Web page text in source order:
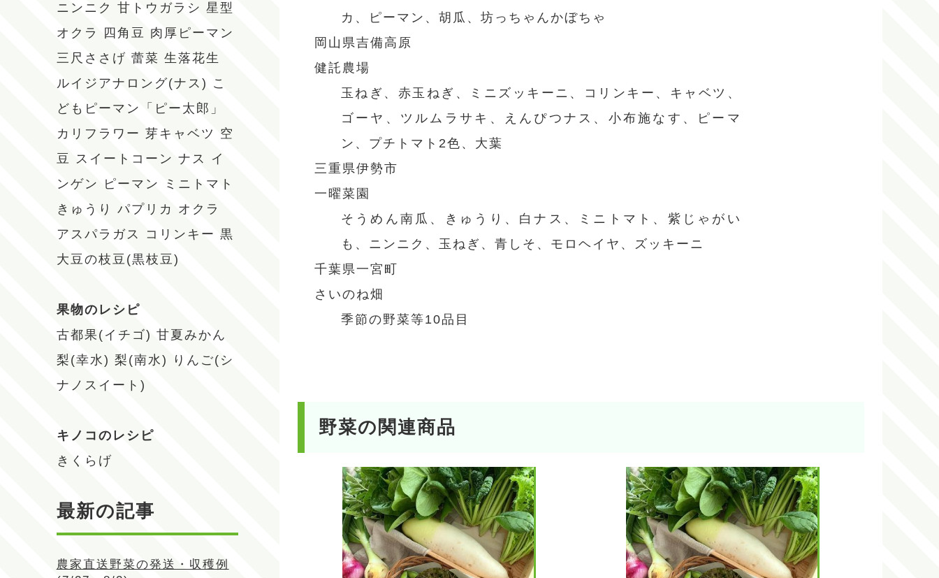
ニンニク 甘トウガラシ 星型
オクラ
四角豆 肉厚ピーマン
三尺ささげ 蕾菜 生落花生
ルイジアナロング(ナス) こ
どもピーマン「ピー太郎」
カリフラワー 芽キャベツ 空
豆 スイートコーン ナス
イ
ンゲン
ピーマン
ミニトマト
きゅうり
パプリカ オクラ
アスパラガス
コリンキー 黒
大豆の枝豆(黒枝豆)
果物のレシピ
古都果(イチゴ) 甘夏みかん
梨(幸水) 梨(南水)
りんご(シ
ナノスイート)
キノコのレシピ
きくらげ
最新の記事
農家直送野菜の発送・収穫例
カ、ピーマン、胡瓜、坊っちゃんかぼちゃ
岡山県吉備高原
健託農場
玉ねぎ、赤玉ねぎ、ミニズッキーニ、コリンキー、キャベツ、
ゴーヤ、ツルムラサキ、えんぴつナス、小布施なす、ピーマ
ン、プチトマト2色、大葉
三重県伊勢市
一曜菜園
そうめん南瓜、きゅうり、白ナス、ミニトマト、紫じゃがい
も、ニンニク、玉ねぎ、青しそ、モロヘイヤ、ズッキーニ
千葉県一宮町
さいのね畑
季節の野菜等10品目
野菜の関連商品